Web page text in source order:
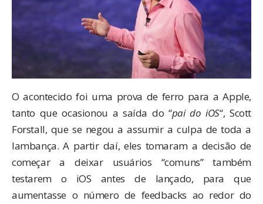
O acontecido foi uma prova de ferro para a Apple,
tanto queocasionou a saída do “pai do iOS“, Scott
Forstall, que se negou a assumir a culpa de toda a
lambança. A partir daí, eles tomaram a decisão de
começar a deixar usuários “comuns” também
testarem o iOS antes de lançado, para que
aumentasse o número de feedbacks ao redor do